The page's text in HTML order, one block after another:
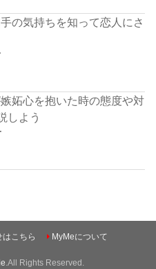
の気持ちを知って恋人にさ
妬心を抱いた時の態度や対
しよう
はこちら MyMeについて
.All Rights Reserved.